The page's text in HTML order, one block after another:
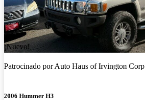
¡Nuevo!
Patrocinado porAuto Haus of Irvington Corp
2006 Hummer H3